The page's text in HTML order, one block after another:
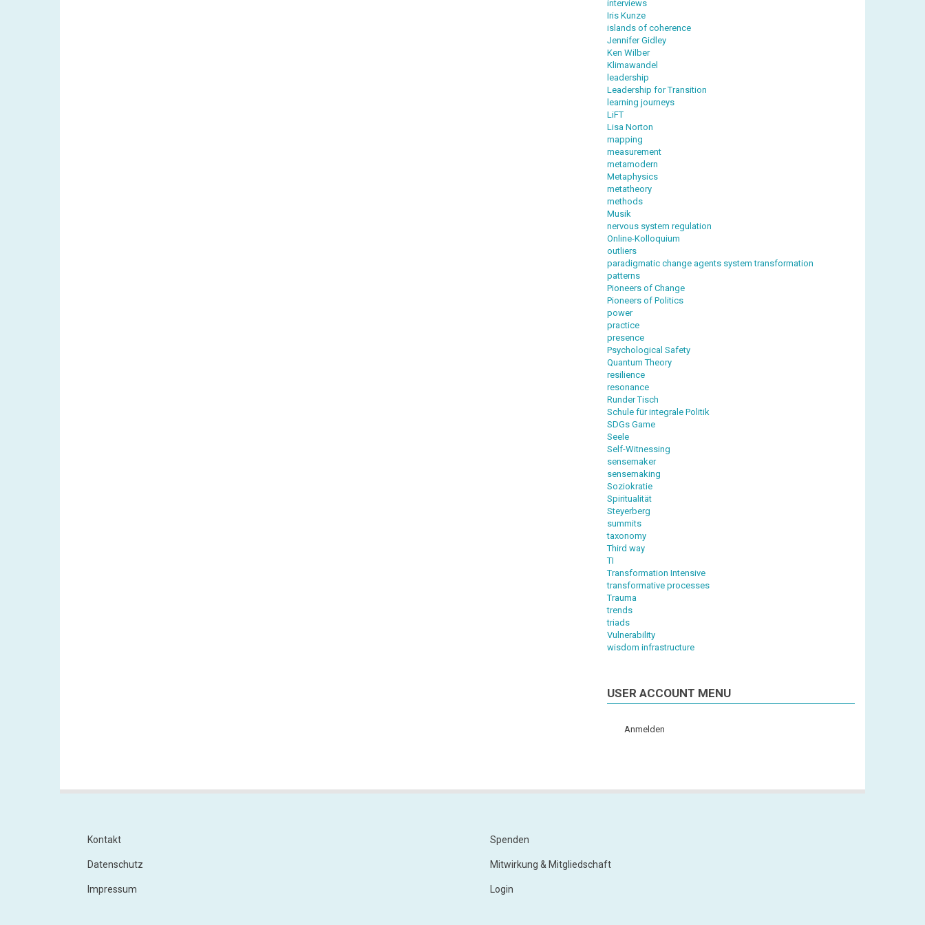
interviews
Iris Kunze
islands of coherence
Jennifer Gidley
Ken Wilber
Klimawandel
leadership
Leadership for Transition
learning journeys
LiFT
Lisa Norton
mapping
measurement
metamodern
Metaphysics
metatheory
methods
Musik
nervous system regulation
Online-Kolloquium
outliers
paradigmatic change agents system transformation
patterns
Pioneers of Change
Pioneers of Politics
power
practice
presence
Psychological Safety
Quantum Theory
resilience
resonance
Runder Tisch
Schule für integrale Politik
SDGs Game
Seele
Self-Witnessing
sensemaker
sensemaking
Soziokratie
Spiritualität
Steyerberg
summits
taxonomy
Third way
TI
Transformation Intensive
transformative processes
Trauma
trends
triads
Vulnerability
wisdom infrastructure
USER ACCOUNT MENU
Anmelden
Kontakt
Datenschutz
Impressum
Footer
Menu
Spenden
Mitwirkung & Mitgliedschaft
Login